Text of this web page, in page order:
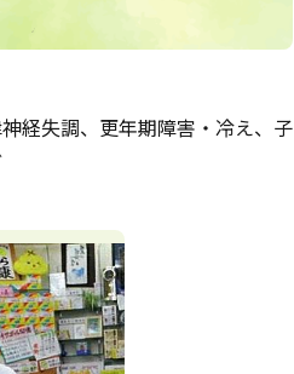
経失調、更年期障害・冷え、子